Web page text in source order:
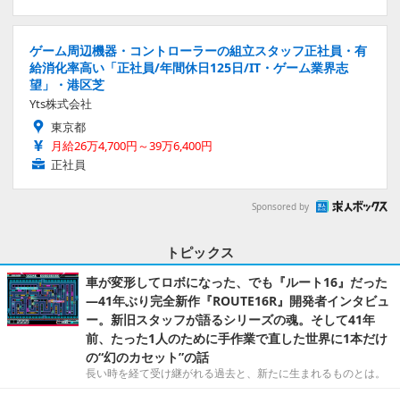
ゲーム周辺機器・コントローラーの組立スタッフ正社員・有
給消化率高い「正社員/年間休日125日/IT・ゲーム業界志
望」・港区芝
Yts株式会社
東京都
月給26万4,700円～39万6,400円
正社員
Sponsored by
トピックス
車が変形してロボになった、でも『ルート16』だった
―41年ぶり完全新作『ROUTE16R』開発者インタビュ
ー。新旧スタッフが語るシリーズの魂。そして41年
前、たった1人のために手作業で直した世界に1本だけ
の“幻のカセット”の話
長い時を経て受け継がれる過去と、新たに生まれるものとは。